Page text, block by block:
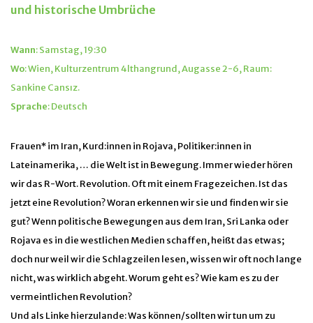
und historische Umbrüche
Wann: Samstag, 19:30
Wo: Wien, Kulturzentrum 4lthangrund, Augasse 2-6, Raum:
Sankine Cansız.
Sprache: Deutsch
Frauen* im Iran, Kurd:innen in Rojava, Politiker:innen in
Lateinamerika, … die Welt ist in Bewegung. Immer wieder hören
wir das R-Wort. Revolution. Oft mit einem Fragezeichen. Ist das
jetzt eine Revolution? Woran erkennen wir sie und finden wir sie
gut? Wenn politische Bewegungen aus dem Iran, Sri Lanka oder
Rojava es in die westlichen Medien schaffen, heißt das etwas;
doch nur weil wir die Schlagzeilen lesen, wissen wir oft noch lange
nicht, was wirklich abgeht. Worum geht es? Wie kam es zu der
vermeintlichen Revolution?
Und als Linke hierzulande: Was können/sollten wir tun um zu